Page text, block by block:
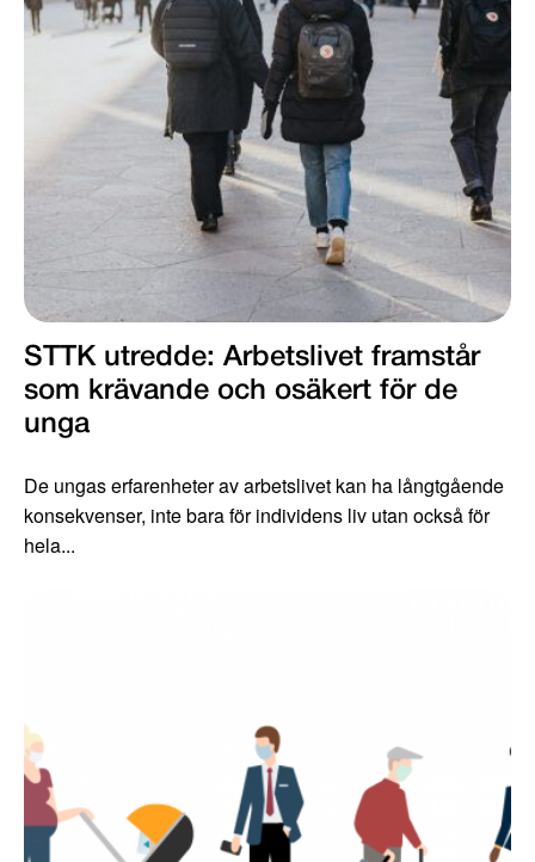
STTK utredde: Arbetslivet framstår
som krävande och osäkert för de
unga
De ungas erfarenheter av arbetslivet kan ha långtgående
konsekvenser, inte bara för individens liv utan också för
hela...